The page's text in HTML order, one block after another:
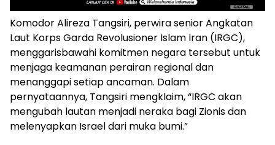
Komodor Alireza Tangsiri, perwira senior Angkatan
Laut Korps Garda Revolusioner Islam Iran (IRGC),
menggarisbawahi komitmen negara tersebut untuk
menjaga keamanan perairan regional dan
menanggapi setiap ancaman. Dalam
pernyataannya, Tangsiri mengklaim, “IRGC akan
mengubah lautan menjadi neraka bagi Zionis dan
melenyapkan Israel dari muka bumi.”